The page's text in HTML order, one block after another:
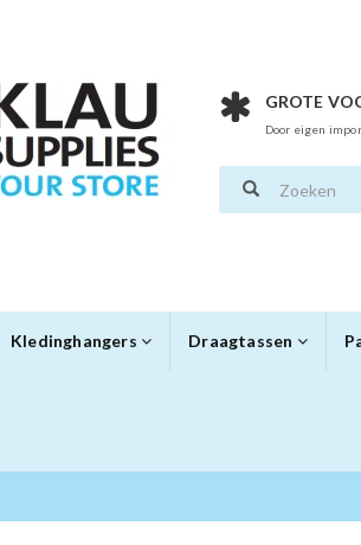
GROTE
Door eigen
Kledinghangers Draagtassen